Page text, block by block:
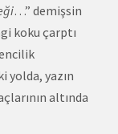
…” demişsin
koku çarptı
yolda, yazın
altında